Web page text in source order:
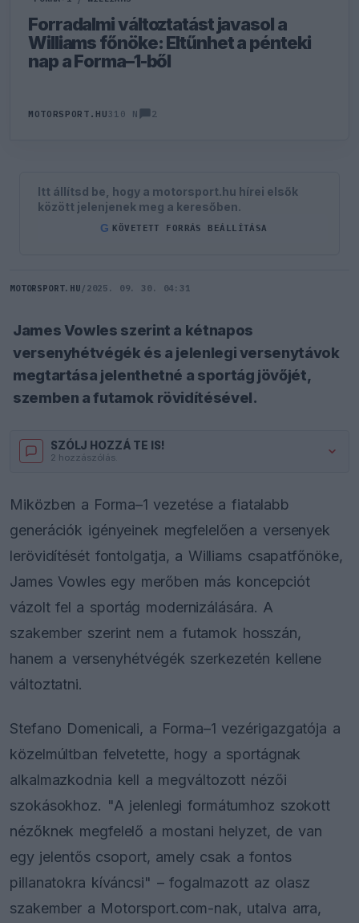
Forradalmi változtatást javasol a
Williams főnöke: Eltűnhet a pénteki
nap a Forma–1-ből
MOTORSPORT.HU310 N 2
Itt állítsd be, hogy a motorsport.hu hírei elsők
között jelenjenek meg a keresőben.
G KÖVETETT FORRÁS BEÁLLÍTÁSA
MOTORSPORT.HU / 2025. 09. 30. 04:31
James Vowles szerint a kétnapos
versenyhétvégék és a jelenlegi versenytávok
megtartása jelenthetné a sportág jövőjét,
szemben a futamok rövidítésével.
SZÓLJ HOZZÁ TE IS!
2 hozzászólás.
Miközben a Forma–1 vezetése a fiatalabb
generációk igényeinek megfelelően a versenyek
lerövidítését fontolgatja, a Williams csapatfőnöke,
James Vowles egy merőben más koncepciót
vázolt fel a sportág modernizálására. A
szakember szerint nem a futamok hosszán,
hanem a versenyhétvégék szerkezetén kellene
változtatni.
Stefano Domenicali, a Forma–1 vezérigazgatója a
közelmúltban felvetette, hogy a sportágnak
alkalmazkodnia kell a megváltozott nézői
szokásokhoz. "A jelenlegi formátumhoz szokott
nézőknek megfelelő a mostani helyzet, de van
egy jelentős csoport, amely csak a fontos
pillanatokra kíváncsi" – fogalmazott az olasz
szakember a Motorsport.com-nak, utalva arra,